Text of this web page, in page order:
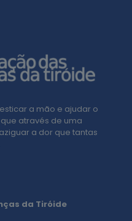
a mão e ajudar o
através de uma
a dor que tantas
da Tiróide